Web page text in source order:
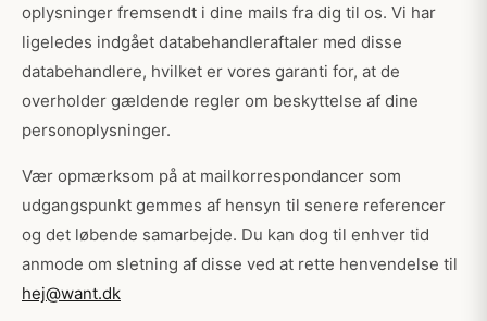
oplysninger fremsendt i dine mails fra dig til os. Vi har
ligeledes indgået databehandleraftaler med disse
databehandlere, hvilket er vores garanti for, at de
overholder gældende regler om beskyttelse af dine
personoplysninger.
Vær opmærksom på at mailkorrespondancer som
udgangspunkt gemmes af hensyn til senere referencer
og det løbende samarbejde. Du kan dog til enhver tid
anmode om sletning af disse ved at rette henvendelse til
hej@want.dk